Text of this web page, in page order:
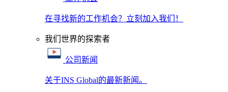
在寻找新的工作机会？立刻加入我们！
我们世界的探索者
公司新闻
关于INS Global的最新新闻。